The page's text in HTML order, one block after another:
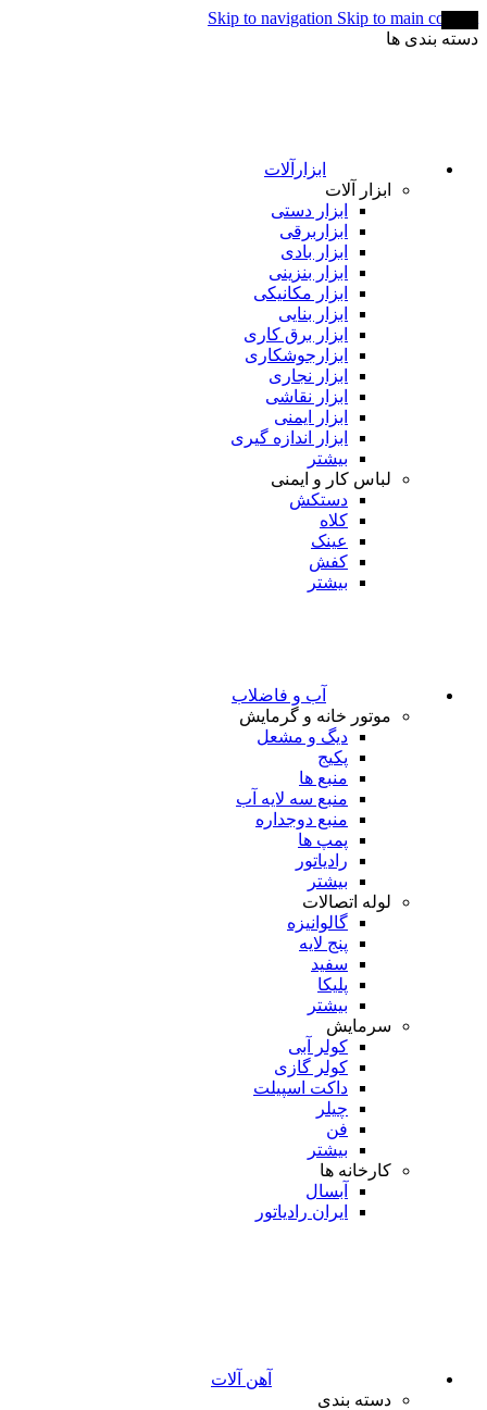
Skip to navigation Skip to main content
دسته بندی ها
ابزارآلات
ابزار آلات
ابزار دستی
ابزاربرقی
ابزار بادی
ابزار بنزینی
ابزار مکانیکی
ابزار بنایی
ابزار برق کاری
ابزارجوشکاری
ابزار نجاری
ابزار نقاشی
ابزار ایمنی
ابزار اندازه گیری
بیشتر
لباس کار و ایمنی
دستکش
کلاه
عینک
کفش
بیشتر
آب و فاضلاب
موتور خانه و گرمایش
دیگ و مشعل
پکیج
منبع ها
منبع سه لایه آب
منبع دوجداره
پمپ ها
رادیاتور
بیشتر
لوله اتصالات
گالوانیزه
پنج لایه
سفید
پلیکا
بیشتر
سرمایش
کولر آبی
کولر گازی
داکت اسپیلت
چیلر
فن
بیشتر
کارخانه ها
آبسال
ایران رادیاتور
آهن آلات
دسته بندی